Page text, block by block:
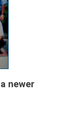
newer